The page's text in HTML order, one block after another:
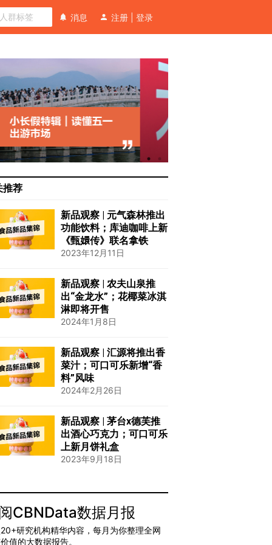
消息 注册 登录
推荐
新品观察 | 元气森林推出
功能饮料；库迪咖啡上新
《甄嬛传》联名拿铁
2023年12月11日
新品观察 | 农夫山泉推
出“金龙水”；花椰菜冰淇
淋即将开售
2024年1月8日
新品观察 | 汇源将推出香
菜汁；可口可乐新增“香
料”风味
2024年2月26日
新品观察 | 茅台x德芙推
出酒心巧克力；可口可乐
上新月饼礼盒
2023年9月18日
CBNData数据月报
研究机构精华内容，每月为你整理全网
值的大数据报告。